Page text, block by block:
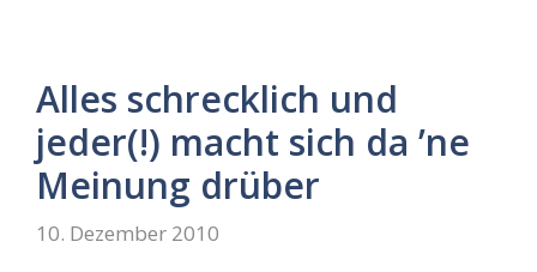
Alles schrecklich und
jeder(!) macht sich da ’ne
Meinung drüber
10. Dezember 2010